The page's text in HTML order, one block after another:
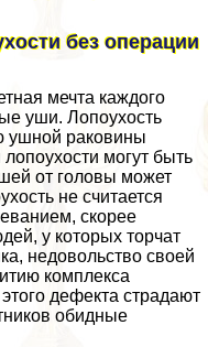
без операции
мечта каждого
уши. Лопоухость
ушной paковины
могут быть
от головы может
не считается
скорее
у которых торчат
недовольство своей
комплекса
дефекта страдают
обидные